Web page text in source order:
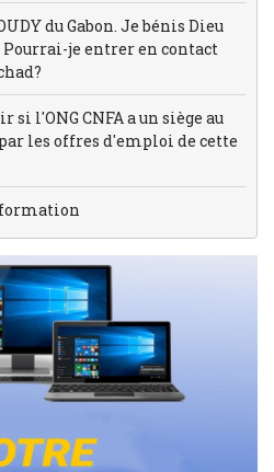
du Gabon. Je bénis Dieu
je entrer en contact
l'ONG CNFA a un siège au
les offres d'emploi de cette